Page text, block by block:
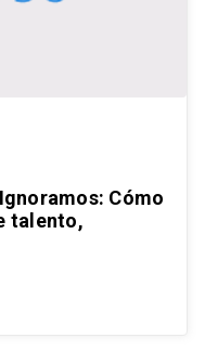
Cómo
talento,